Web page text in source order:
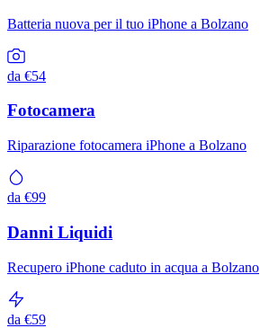
Batteria nuova per il tuo iPhone a Bolzano
da €54
Fotocamera
Riparazione fotocamera iPhone a Bolzano
da €99
Danni Liquidi
Recupero iPhone caduto in acqua a Bolzano
da €59